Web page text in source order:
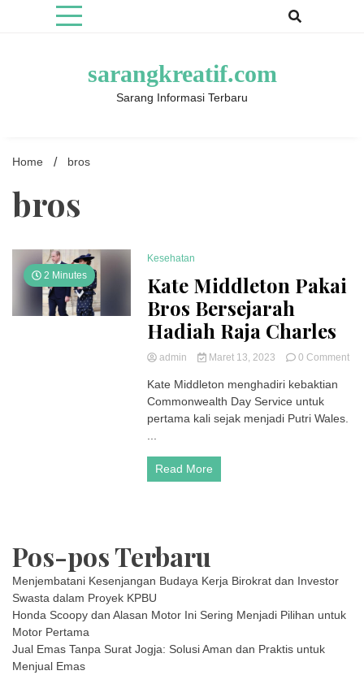
sarangkreatif.com
Sarang Informasi Terbaru
Home bros
bros
2 Minutes
Kesehatan
Kate Middleton Pakai
Bros Bersejarah
Hadiah Raja Charles
admin Maret 13, 2023 0 Commenton
Kate Middleton menghadiri kebaktian
Commonwealth Day Service untuk
pertama kali sejak menjadi Putri Wales.
Read More
Pos-pos Terbaru
Menjembatani Kesenjangan Budaya Kerja Birokrat dan Investor
Swasta dalam Proyek KPBU
Honda Scoopy dan Alasan Motor Ini Sering Menjadi Pilihan untuk
Motor Pertama
Jual Emas Tanpa Surat Jogja: Solusi Aman dan Praktis untuk
Menjual Emas